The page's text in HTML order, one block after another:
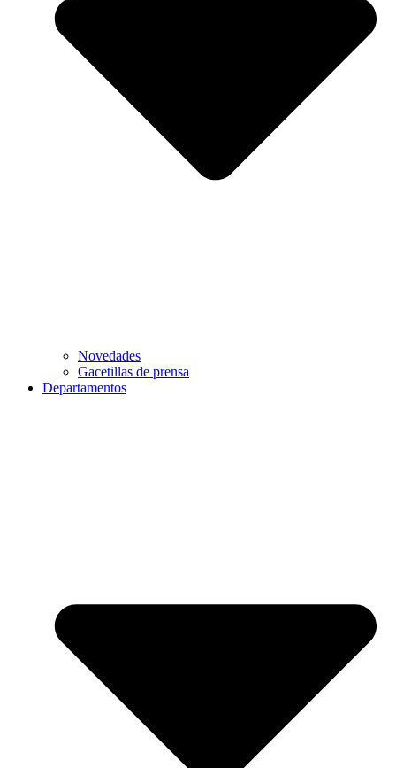
Novedades
Gacetillas de prensa
Departamentos